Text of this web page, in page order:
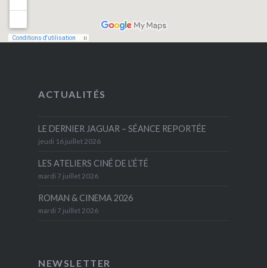
ACTUALITÉS
LE DERNIER JAGUAR – SÉANCE REPORTÉE
jeudi 16 juillet 2026
LES ATELIERS CINÉ DE L’ÉTÉ
mardi 7 juillet 2026
ROMAN & CINEMA 2026
mardi 7 juillet 2026
NEWSLETTER